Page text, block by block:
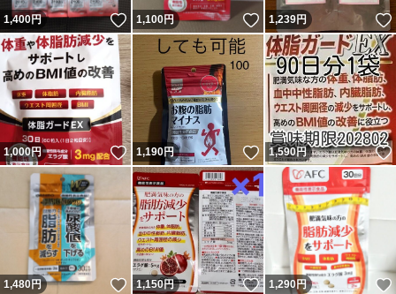
1,400円 いいね！
1,100円 いいね！
1,239円
1,000円 いいね！
1,190円 いいね！
1,590円
1,480円 いいね！
1,150円 いいね！
1,290円